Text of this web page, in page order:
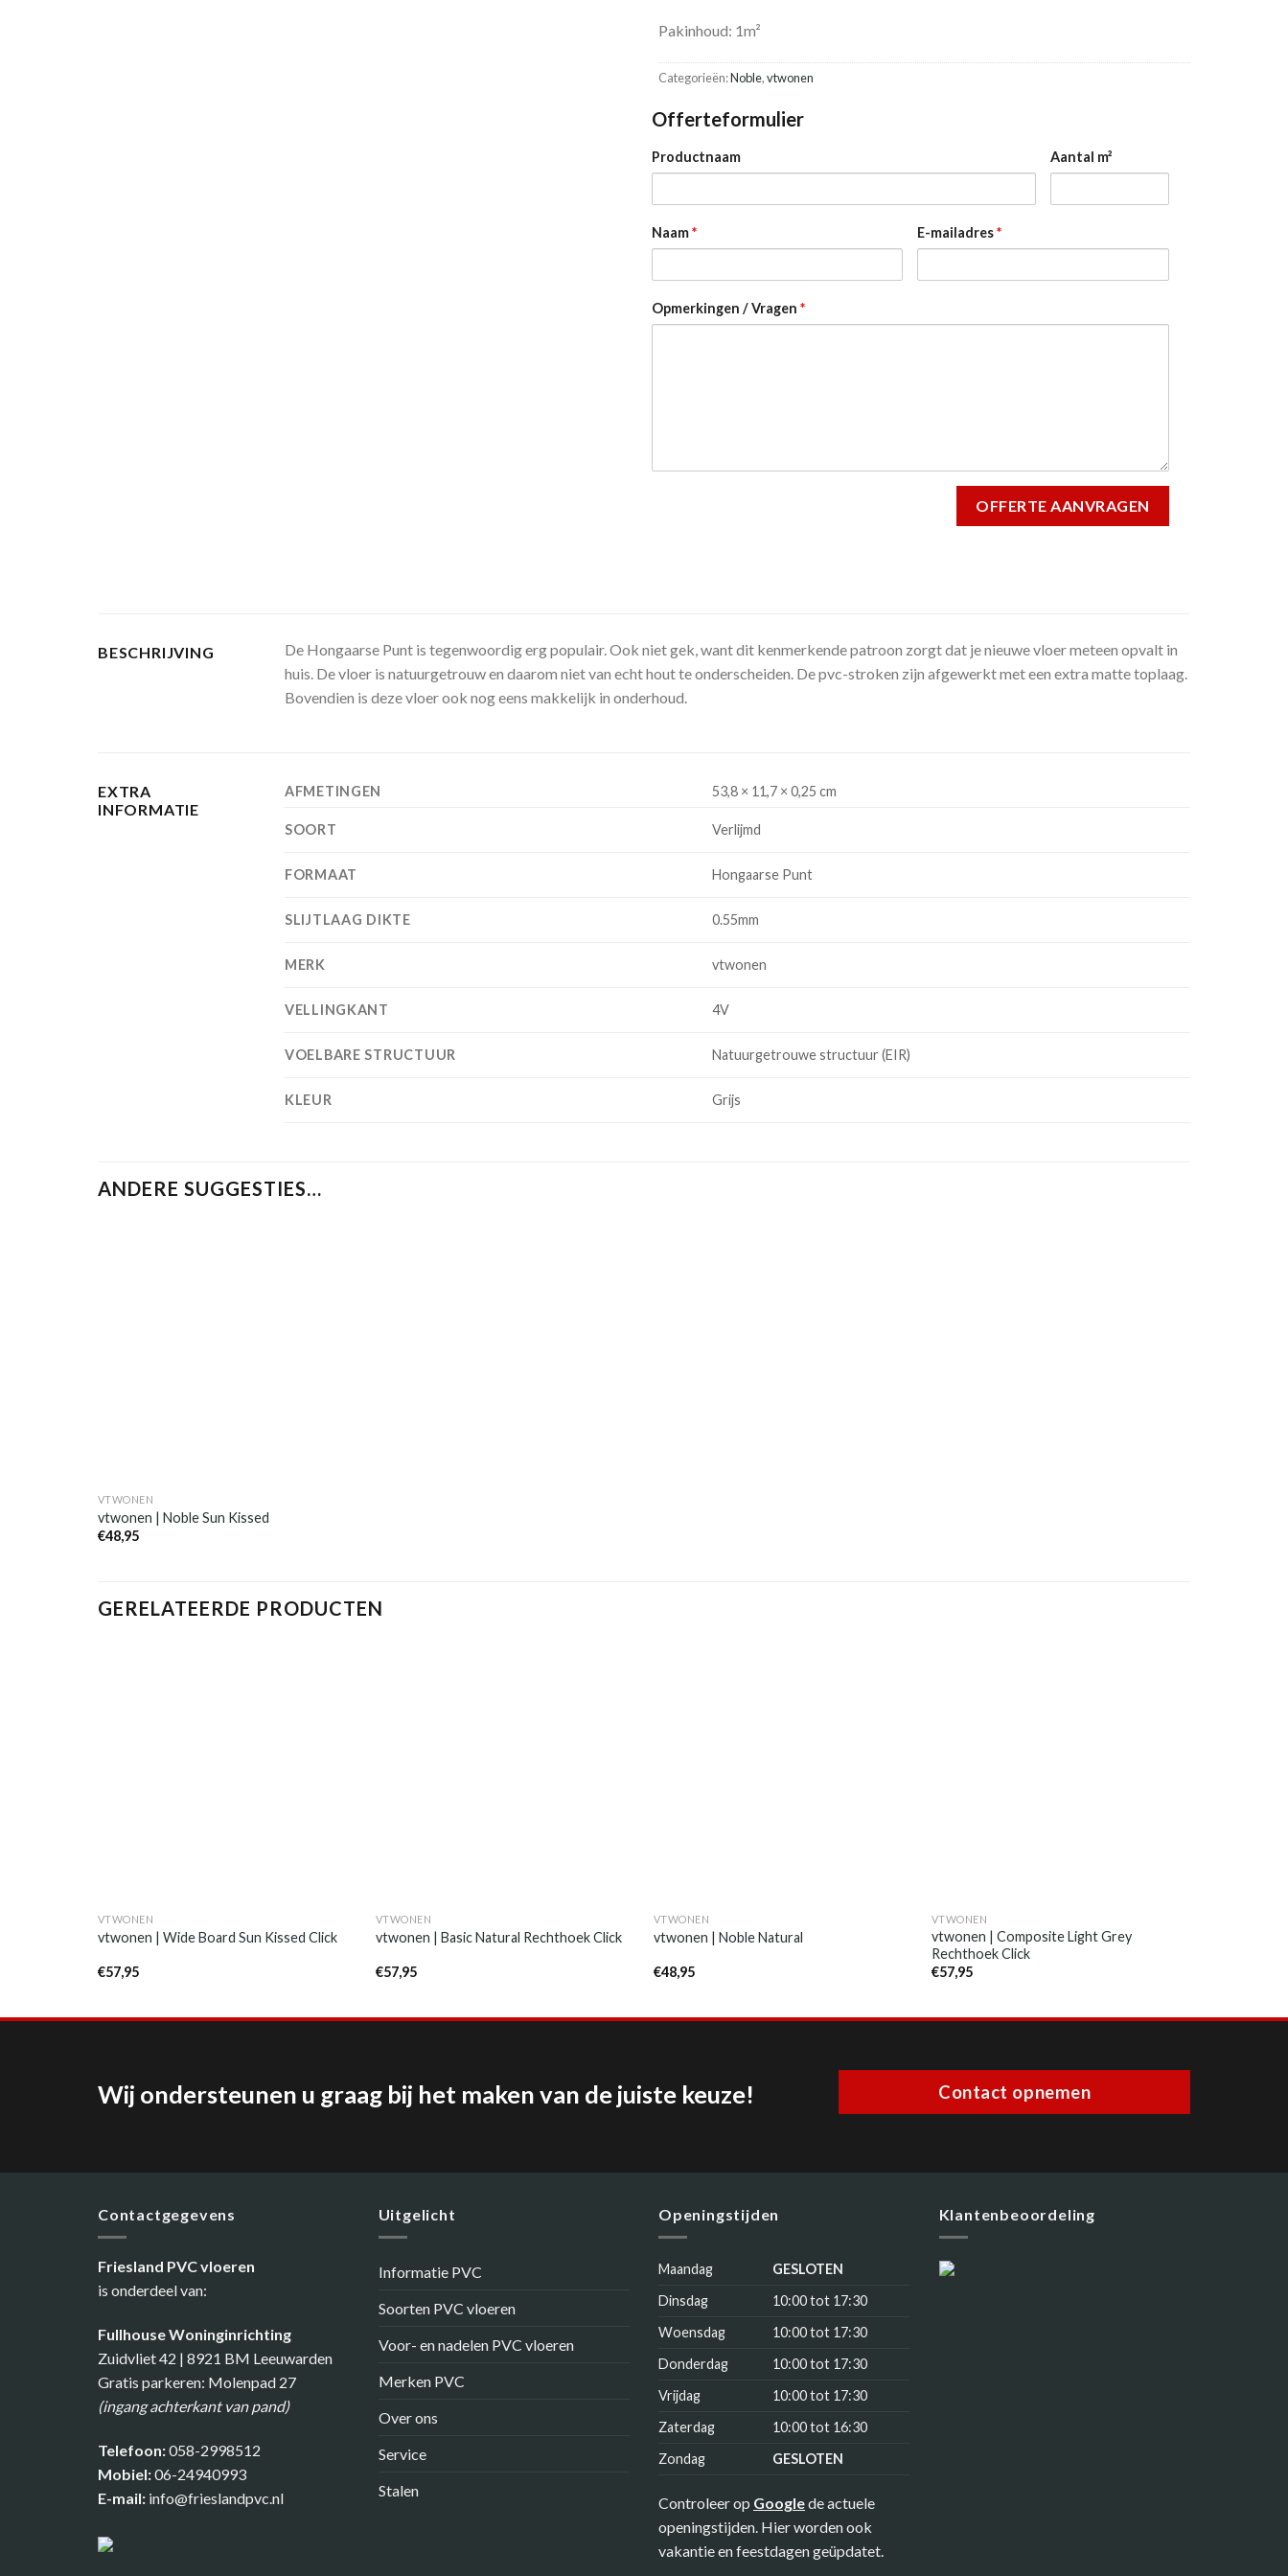
Pakinhoud: 1m²
Categorieën:Noble,vtwonen
Offerteformulier
Productnaam Aantal m²
Naam* E-mailadres*
Opmerkingen / Vragen *
BESCHRIJVING
De Hongaarse Punt is tegenwoordig erg populair. Ook niet gek, want dit kenmerkende patroon zorgt dat je nieuwe vloer meteen opvalt in
huis. De vloer is natuurgetrouw en daarom niet van echt hout te onderscheiden. De pvc-stroken zijn afgewerkt met een extra matte toplaag.
Bovendien is deze vloer ook nog eens makkelijk in onderhoud.
EXTRA
INFORMATIE
AFMETINGEN 53,8 × 11,7 × 0,25 cm
SOORT Verlijmd
FORMAAT Hongaarse Punt
SLIJTLAAG DIKTE 0.55mm
MERK vtwonen
VELLINGKANT 4V
VOELBARE STRUCTUUR Natuurgetrouwe structuur (EIR)
KLEUR Grijs
ANDERE SUGGESTIES…
VTWONEN
vtwonen | Noble Sun Kissed
€48,95
GERELATEERDE PRODUCTEN
VTWONEN
vtwonen | Wide Board Sun Kissed Click
€57,95
VTWONEN
vtwonen | Basic Natural Rechthoek Click
€57,95
VTWONEN
vtwonen | Noble Natural
€48,95
VTWONEN
vtwonen | Composite Light Grey
Rechthoek Click
€57,95
Wij ondersteunen u graag bij het maken van de juiste keuze! Contact opnemen
Contactgegevens
Friesland PVC vloeren
is onderdeel van:
Fullhouse Woninginrichting
Zuidvliet 42 | 8921 BM Leeuwarden
Gratis parkeren: Molenpad 27
(ingang achterkant van pand)
Telefoon:058-2998512
Mobiel:06-24940993
E-mail: info@frieslandpvc.nl
Uitgelicht
Informatie PVC
Soorten PVC vloeren
Voor- en nadelen PVC vloeren
Merken PVC
Over ons
Service
Stalen
Openingstijden
Maandag
GESLOTEN
Dinsdag
10:00 tot 17:30
Woensdag
10:00 tot 17:30
Donderdag
10:00 tot 17:30
Vrijdag
10:00 tot 17:30
Zaterdag
10:00 tot 16:30
Zondag
GESLOTEN
Controleer op Googlede actuele
openingstijden. Hier worden ook
vakantie en feestdagen geüpdatet.
Klantenbeoordeling